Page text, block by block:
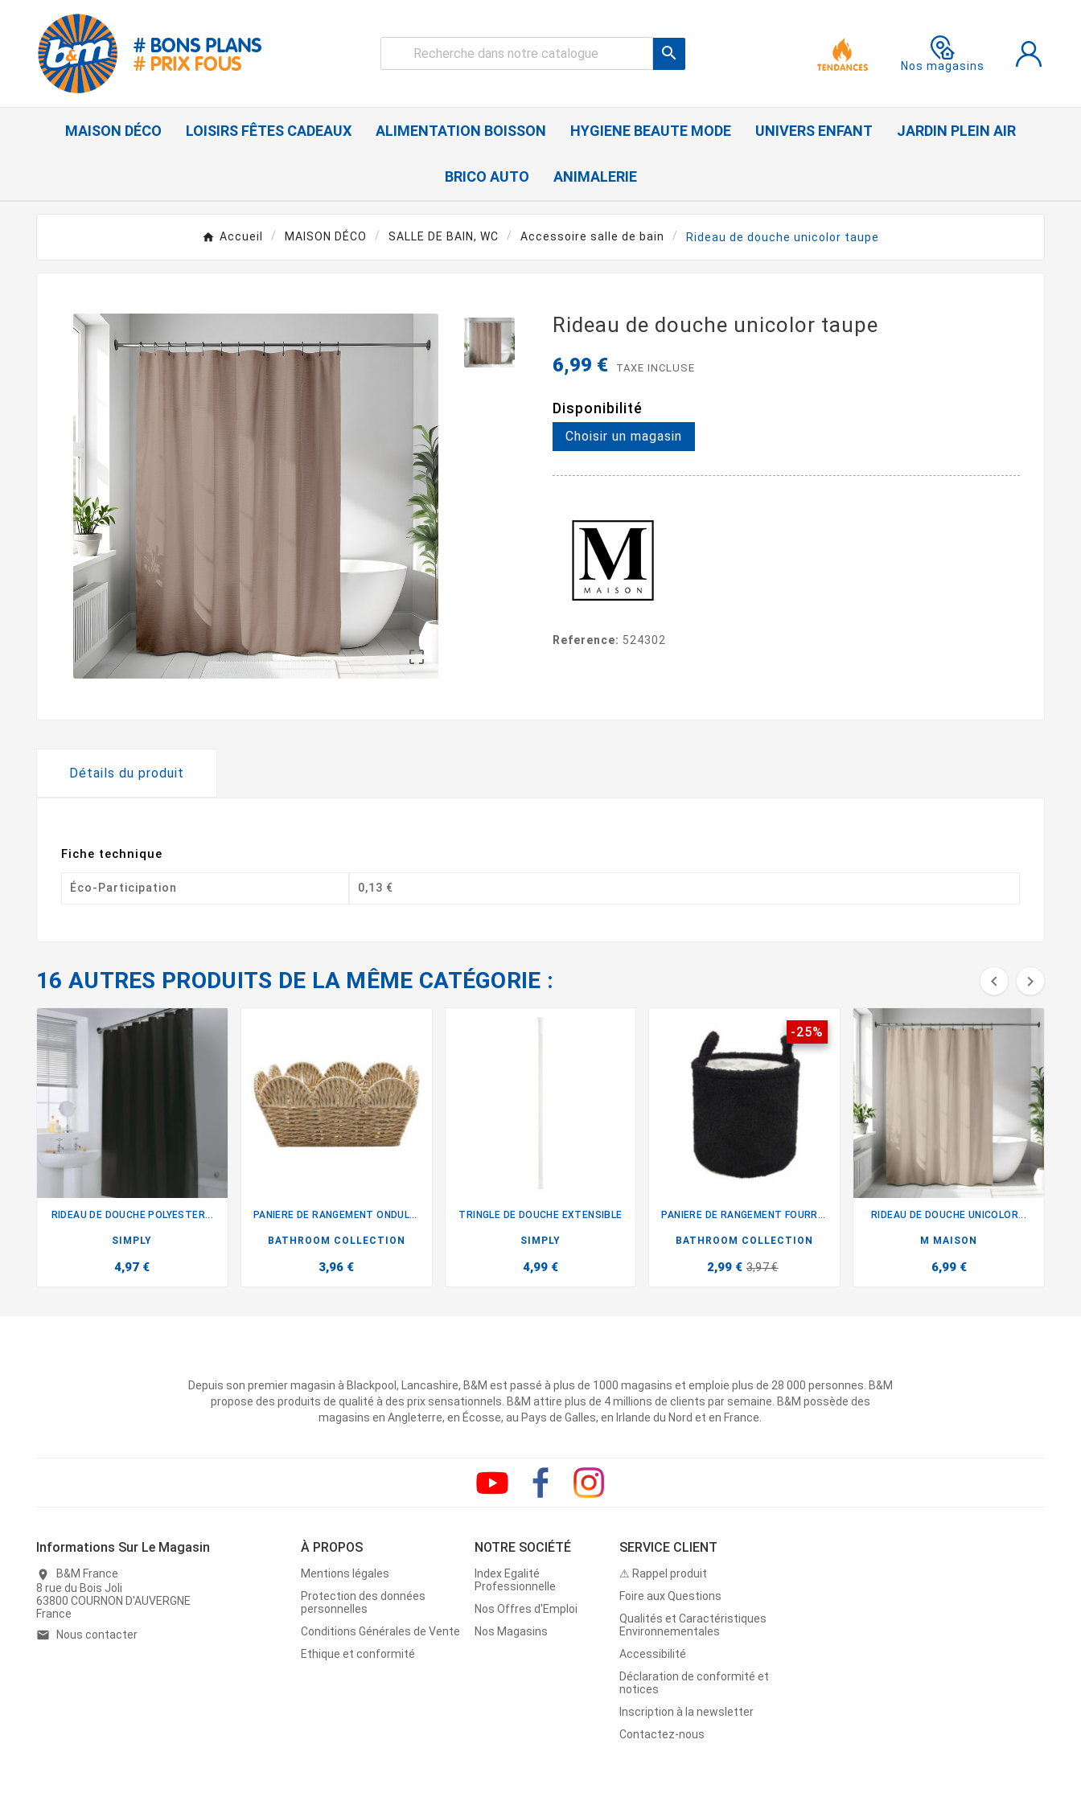

Nos magasins
MAISON DÉCO LOISIRS FÊTES CADEAUX ALIMENTATION BOISSON HYGIENE BEAUTE MODE UNIVERS ENFANT JARDIN PLEIN AIR
BRICO AUTO ANIMALERIE
Accueil MAISON DÉCO SALLE DE BAIN, WC Accessoire salle de bain Rideau de douche unicolor taupe

Rideau de douche unicolor taupe
6,99 € TAXE INCLUSE
Disponibilité
Choisir un magasin
Reference: 524302
Détails du produit
Fiche technique
Éco-Participation 0,13 €
16 AUTRES PRODUITS DE LA MÊME CATÉGORIE :  
RIDEAU DE DOUCHE POLYESTER...
SIMPLY
4,97 €
PANIERE DE RANGEMENT ONDULEE
BATHROOM COLLECTION
3,96 €
TRINGLE DE DOUCHE EXTENSIBLE
SIMPLY
4,99 €
-25%
PANIERE DE RANGEMENT FOURRURE
BATHROOM COLLECTION
2,99 € 3,97 €
RIDEAU DE DOUCHE UNICOLOR...
M MAISON
6,99 €
Depuis son premier magasin à Blackpool, Lancashire, B&M est passé à plus de 1000 magasins et emploie plus de 28 000 personnes. B&M
propose des produits de qualité à des prix sensationnels. B&M attire plus de 4 millions de clients par semaine. B&M possède des
magasins en Angleterre, en Écosse, au Pays de Galles, en Irlande du Nord et en France.
Informations Sur Le Magasin
location_on
B&M France
8 rue du Bois Joli
63800 COURNON D'AUVERGNE
France
email Nous contacter
À PROPOS
Mentions légales
Protection des données
personnelles
Conditions Générales de Vente
Ethique et conformité
NOTRE SOCIÉTÉ
Index Egalité
Professionnelle
Nos Offres d'Emploi
Nos Magasins
SERVICE CLIENT
⚠ Rappel produit
Foire aux Questions
Qualités et Caractéristiques
Environnementales
Accessibilité
Déclaration de conformité et
notices
Inscription à la newsletter
Contactez-nous